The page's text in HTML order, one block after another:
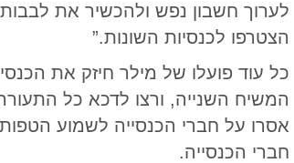
לערוך חשבון נפש ולהכשיר את
הצטרפו לכנסיות השונות.”
כל עוד פועלו של מילר חיזק את
המשיח השנייה, ורצו לדכא כל
אסרו על חברי הכנסייה לשמוע
חברי הכנסייה.